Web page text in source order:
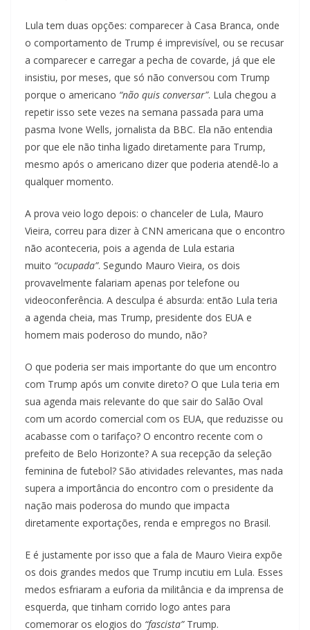
Lula tem duas opções: comparecer à Casa Branca, onde
o comportamento de Trump é imprevisível, ou se recusar
a comparecer e carregar a pecha de covarde, já que ele
insistiu, por meses, que só não conversou com Trump
porque o americano “não quis conversar”. Lula chegou a
repetir isso sete vezes na semana passada para uma
pasma Ivone Wells, jornalista da BBC. Ela não entendia
por que ele não tinha ligado diretamente para Trump,
mesmo após o americano dizer que poderia atendê-lo a
qualquer momento.
A prova veio logo depois: o chanceler de Lula, Mauro
Vieira, correu para dizer à CNN americana que o encontro
não aconteceria, pois a agenda de Lula estaria
muito “ocupada”. Segundo Mauro Vieira, os dois
provavelmente falariam apenas por telefone ou
videoconferência. A desculpa é absurda: então Lula teria
a agenda cheia, mas Trump, presidente dos EUA e
homem mais poderoso do mundo, não?
O que poderia ser mais importante do que um encontro
com Trump após um convite direto? O que Lula teria em
sua agenda mais relevante do que sair do Salão Oval
com um acordo comercial com os EUA, que reduzisse ou
acabasse com o tarifaço? O encontro recente com o
prefeito de Belo Horizonte? A sua recepção da seleção
feminina de futebol? São atividades relevantes, mas nada
supera a importância do encontro com o presidente da
nação mais poderosa do mundo que impacta
diretamente exportações, renda e empregos no Brasil.
E é justamente por isso que a fala de Mauro Vieira expõe
os dois grandes medos que Trump incutiu em Lula. Esses
medos esfriaram a euforia da militância e da imprensa de
esquerda, que tinham corrido logo antes para
comemorar os elogios do “fascista”Trump.